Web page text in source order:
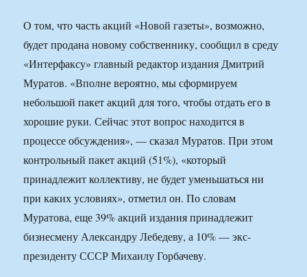
О том, что часть акций «Новой газеты», возможно,
будет продана новому собственнику, сообщил в среду
«Интерфаксу» главный редактор издания Дмитрий
Муратов. «Вполне вероятно, мы сформируем
небольшой пакет акций для того, чтобы отдать его в
хорошие руки. Сейчас этот вопрос находится в
процессе обсуждения», — сказал Муратов. При этом
контрольный пакет акций (51%), «который
принадлежит коллективу, не будет уменьшаться ни
при каких условиях», отметил он. По словам
Муратова, еще 39% акций издания принадлежит
бизнесмену Александру Лебедеву, а 10% — экс-
президенту СССР Михаилу Горбачеву.